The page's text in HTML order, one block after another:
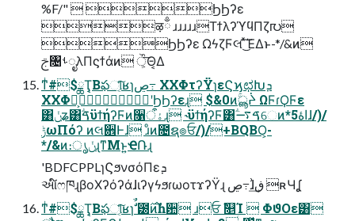
%F/"  ϦϦʔε
ऴྃ ɹɹɹɹɹΤϯλʔϓϥΠζ൛
ϦϦʔε ΩϟζϜલ ͜͏ͯ͠ΈΔͱ-*/&ͷ
ࢢ৔ࢀೖλΠϛϯάͷ ੌ͕͞Θ͔Δ
ͳͥ#$ྖҬ͔Βఫୀ͔ͨ͠ʁɿڝ߹ ΧΧΦτʔΫɿεϚϗಛԽܕ
ΧΧΦ͕ࣾʹϦϦʔεɻ $&0ͷۚൣᔩ ΩϜɾϘϜε
͸ݩʑ͸ؖࠃϋϯήʔϜͷ૑ۀऀɻ ˞ϋϯήʔϜ͸ؖࠃ࠷େͷ*5اۀɺ/)/
ݱωΠόʔ ͷલ਎Ͱɺ ɹͦͷ೔ຊ๏ਓ/)/+BQBO͕-
*/&ͷ։ൃݩɻͳΜͱ͍͏ҼՌɻ
'BDFCPPLɿϚϧνσόΠεܕ
આ໌ෆཁɻβοΧʔόʔάɺιʔγϟϧɾωοτϫʔΫɻ ڝ߹ɺڧ͗͢ ʀЧʆ
ͳͥ#$ྖҬ͔Βఫୀ͔ͨ͠ʁɿࣗࣾ ౰࣌ͷࣾһ਺ ɹਓ ࣾ௕ؚΊ  ΦϑΟε͸